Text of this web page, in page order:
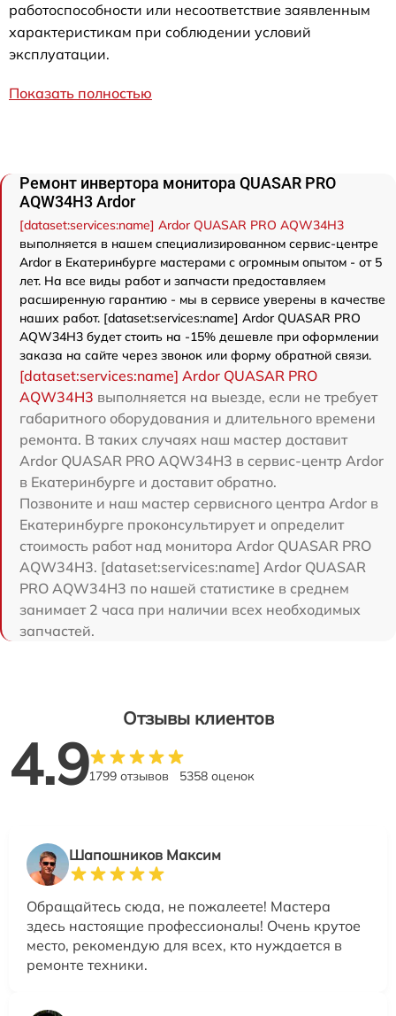
работоспособности или несоответствие заявленным
характеристикам при соблюдении условий
эксплуатации.
Показать полностью
Ремонт инвертора монитора QUASAR PRO
AQW34H3 Ardor
[dataset:services:name] Ardor QUASAR PRO AQW34H3
выполняется в нашем специализированном сервис-центре
Ardor в Екатеринбурге мастерами с огромным опытом - от 5
лет. На все виды работ и запчасти предоставляем
расширенную гарантию - мы в сервисе уверены в качестве
наших работ. [dataset:services:name] Ardor QUASAR PRO
AQW34H3 будет стоить на -15% дешевле при оформлении
заказа на сайте через звонок или форму обратной связи.
[dataset:services:name] Ardor QUASAR PRO
AQW34H3 выполняется на выезде, если не требует
габаритного оборудования и длительного времени
ремонта. В таких случаях наш мастер доставит
Ardor QUASAR PRO AQW34H3 в сервис-центр Ardor
в Екатеринбурге и доставит обратно.
Позвоните и наш мастер сервисного центра Ardor в
Екатеринбурге проконсультирует и определит
стоимость работ над монитора Ardor QUASAR PRO
AQW34H3. [dataset:services:name] Ardor QUASAR
PRO AQW34H3 по нашей статистике в среднем
занимает 2 часа при наличии всех необходимых
запчастей.
Отзывы клиентов
4.91799 отзывов 5358 оценок
Шапошников Максим
Обращайтесь сюда, не пожалеете! Мастера
здесь настоящие профессионалы! Очень крутое
место, рекомендую для всех, кто нуждается в
ремонте техники.